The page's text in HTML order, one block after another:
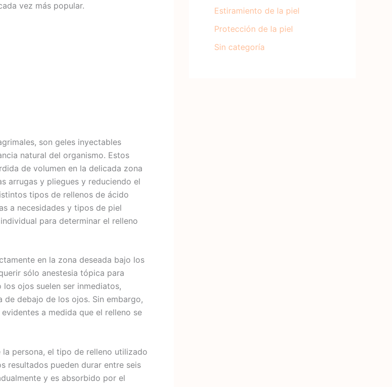
vez más popular.
son geles inyectables
natural del organismo. Estos
de volumen en la delicada zona
arrugas y pliegues y reduciendo el
tipos de rellenos de ácido
a necesidades y tipos de piel
para determinar el relleno
en la zona deseada bajo los
sólo anestesia tópica para
ojos suelen ser inmediatos,
debajo de los ojos. Sin embargo,
a medida que el relleno se
persona, el tipo de relleno utilizado
resultados pueden durar entre seis
y es absorbido por el
Estiramiento de la piel
Protección de la piel
Sin categoría